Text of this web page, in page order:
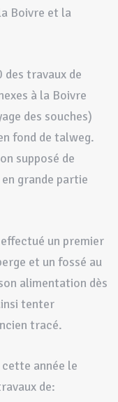
Boivre et la
travaux de
à la Boivre
des souches)
fond de talweg.
supposé de
grande partie
un premier
et un fossé au
alimentation dès
tenter
tracé.
année le
de: